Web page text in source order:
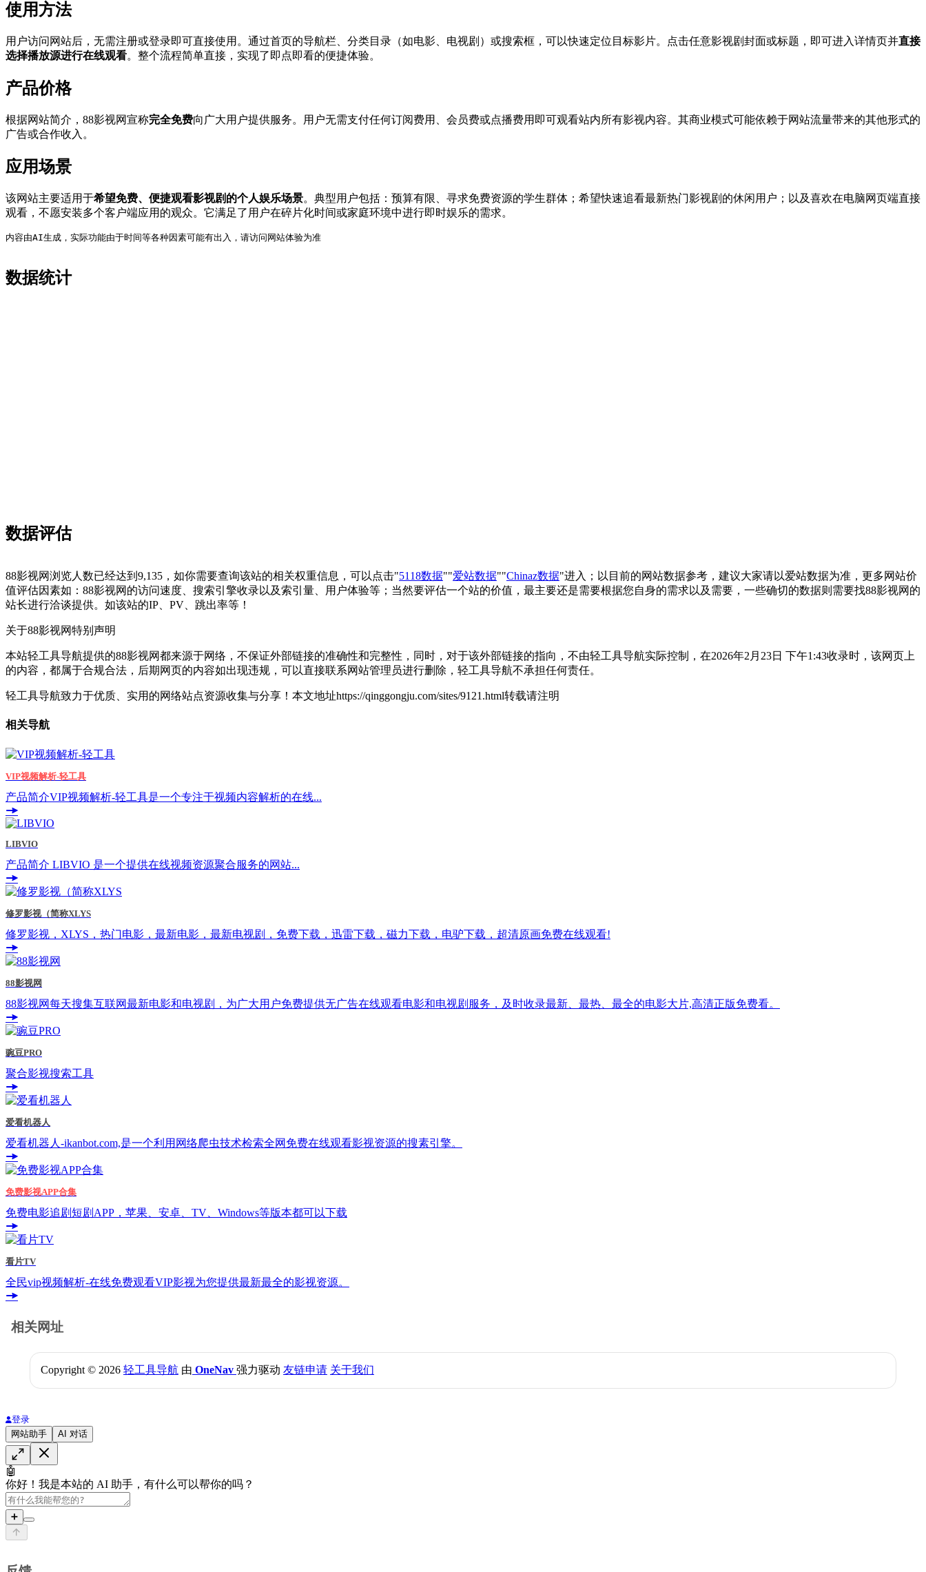
使用方法
用户访问网站后，无需注册或登录即可直接使用。通过首页的导航栏、分类目录（如电影、电视剧）或搜索框，可以快速定位目标影片。点击任意影视剧封面或标题，即可进入详情页并直接
选择播放源进行在线观看。整个流程简单直接，实现了即点即看的便捷体验。
产品价格
根据网站简介，88影视网宣称完全免费向广大用户提供服务。用户无需支付任何订阅费用、会员费或点播费用即可观看站内所有影视内容。其商业模式可能依赖于网站流量带来的其他形式的
广告或合作收入。
应用场景
该网站主要适用于希望免费、便捷观看影视剧的个人娱乐场景。典型用户包括：预算有限、寻求免费资源的学生群体；希望快速追看最新热门影视剧的休闲用户；以及喜欢在电脑网页端直接
观看，不愿安装多个客户端应用的观众。它满足了用户在碎片化时间或家庭环境中进行即时娱乐的需求。
内容由AI生成，实际功能由于时间等各种因素可能有出入，请访问网站体验为准
数据统计
数据评估
88影视网浏览人数已经达到9,135，如你需要查询该站的相关权重信息，可以点击"5118数据""爱站数据""Chinaz数据"进入；以目前的网站数据参考，建议大家请以爱站数据为准，更多网站价
值评估因素如：88影视网的访问速度、搜索引擎收录以及索引量、用户体验等；当然要评估一个站的价值，最主要还是需要根据您自身的需求以及需要，一些确切的数据则需要找88影视网的
站长进行洽谈提供。如该站的IP、PV、跳出率等！
关于88影视网特别声明
本站轻工具导航提供的88影视网都来源于网络，不保证外部链接的准确性和完整性，同时，对于该外部链接的指向，不由轻工具导航实际控制，在2026年2月23日 下午1:43收录时，该网页上
的内容，都属于合规合法，后期网页的内容如出现违规，可以直接联系网站管理员进行删除，轻工具导航不承担任何责任。
轻工具导航致力于优质、实用的网络站点资源收集与分享！ 本文地址https://qinggongju.com/sites/9121.html转载请注明
相关导航
VIP视频解析-轻工具
产品简介VIP视频解析-轻工具是一个专注于视频内容解析的在线...
LIBVIO
产品简介 LIBVIO 是一个提供在线视频资源聚合服务的网站...
修罗影视（简称XLYS
修罗影视，XLYS，热门电影，最新电影，最新电视剧，免费下载，迅雷下载，磁力下载，电驴下载，超清原画免费在线观看!
88影视网
88影视网每天搜集互联网最新电影和电视剧，为广大用户免费提供无广告在线观看电影和电视剧服务，及时收录最新、最热、最全的电影大片,高清正版免费看。
豌豆PRO
聚合影视搜索工具
爱看机器人
爱看机器人-ikanbot.com,是一个利用网络爬虫技术检索全网免费在线观看影视资源的搜素引擎。
免费影视APP合集
免费电影追剧短剧APP，苹果、安卓、TV、Windows等版本都可以下载
看片TV
全民vip视频解析-在线免费观看VIP影视为您提供最新最全的影视资源。
相关网址
Copyright © 2026 轻工具导航 由 OneNav 强力驱动 友链申请 关于我们
登录
网站助手
AI 对话
🤖
你好！我是本站的 AI 助手，有什么可以帮你的吗？
➕